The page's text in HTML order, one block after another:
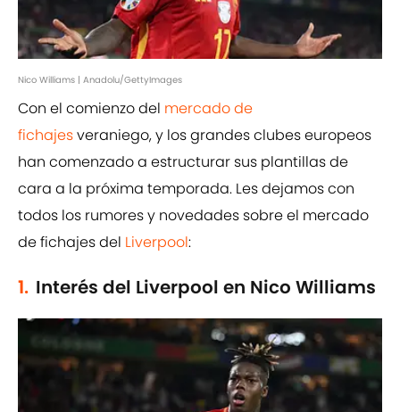
Nico Williams | Anadolu/GettyImages
Con el comienzo del mercado de
fichajesveraniego, y los grandes clubes europeos
han comenzado a estructurar sus plantillas de
cara a la próxima temporada. Les dejamos con
todos los rumores y novedades sobre el mercado
de fichajes del Liverpool:
1. Interés del Liverpool en Nico Williams